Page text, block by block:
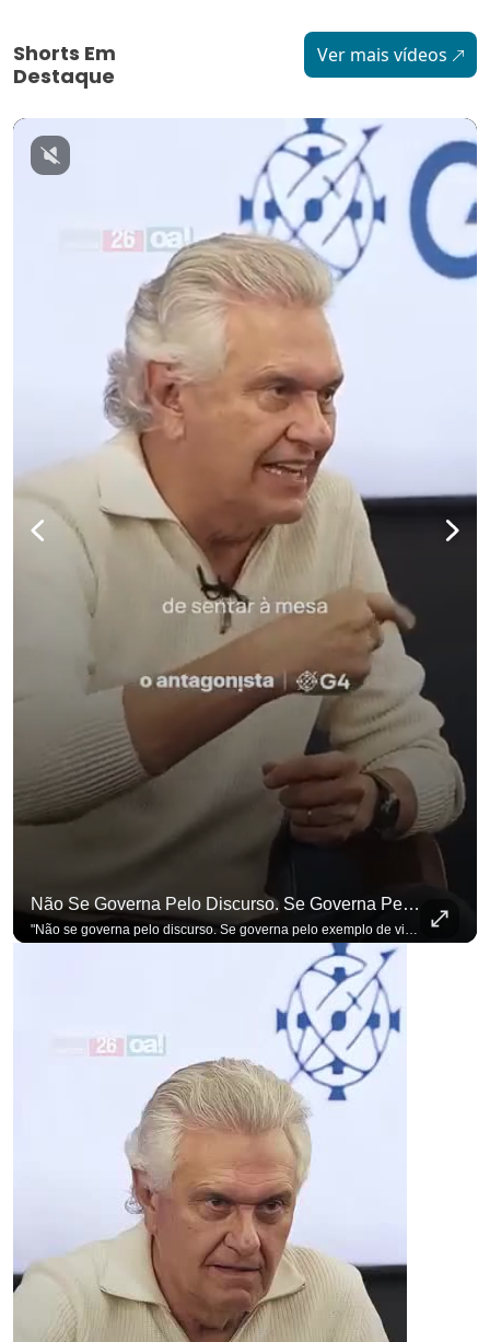
Shorts Em
Destaque
Ver mais vídeos
Não Se Governa Pelo Discurso. Se Governa Pelo Exemplo De Vida", Alfineta Ronaldo Caiado
para não perder nenhuma atualização! Ouça O Antagonista nos principais